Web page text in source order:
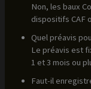
Non, les baux
dispositifs CAF
Quel préavis
Le préavis est
1 et 3 mois ou
Faut-il